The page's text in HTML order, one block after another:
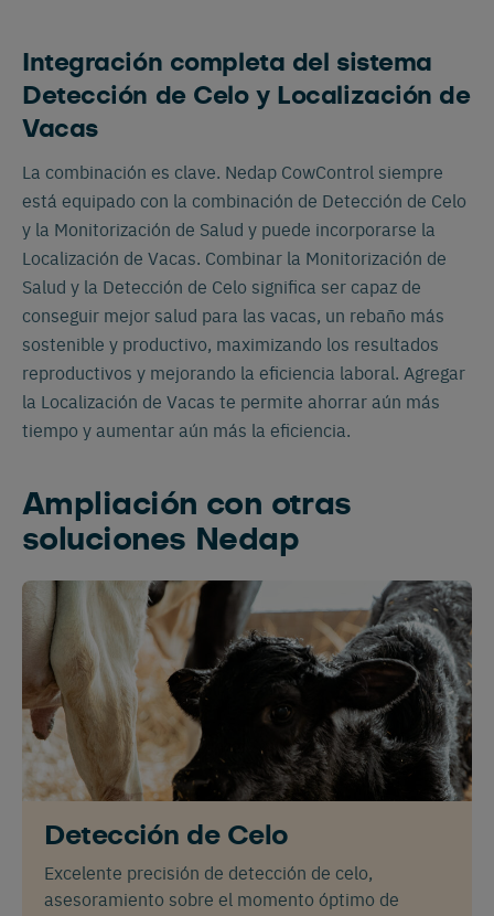
Integración completa del sistema
Detección de Celo y Localización de
Vacas
La combinación es clave. Nedap CowControl siempre
está equipado con la combinación de Detección de Celo
y la Monitorización de Salud y puede incorporarse la
Localización de Vacas. Combinar la Monitorización de
Salud y la Detección de Celo significa ser capaz de
conseguir mejor salud para las vacas, un rebaño más
sostenible y productivo, maximizando los resultados
reproductivos y mejorando la eficiencia laboral. Agregar
la Localización de Vacas te permite ahorrar aún más
tiempo y aumentar aún más la eficiencia.
Ampliación con otras
soluciones Nedap
Detección de Celo
Excelente precisión de detección de celo,
asesoramiento sobre el momento óptimo de